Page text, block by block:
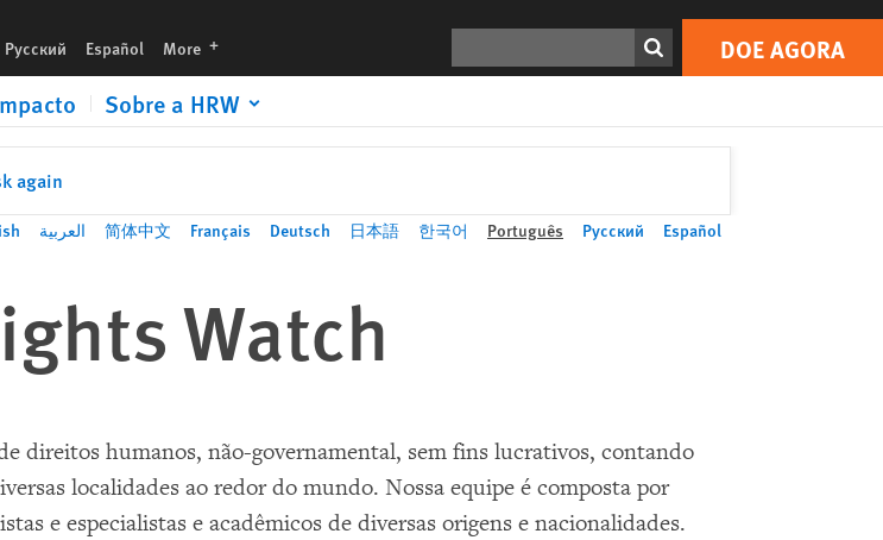
Русский Español More languages DOE AGORA
Sobre a HRW
again
العربية 简体中文 Français Deutsch 日本語 한국어 Português Русский Español
Watch
direitos humanos, não-governamental, sem fins lucrativos, contando
localidades ao redor do mundo. Nossa equipe é composta por
e especialistas e acadêmicos de diversas origens e nacionalidades.